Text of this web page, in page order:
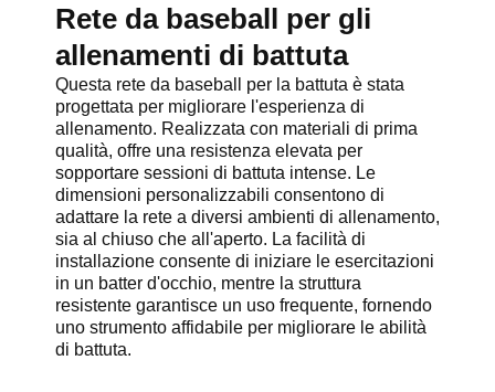
Rete da baseball per gli
allenamenti di battuta
Questa rete da baseball per la battuta è stata
progettata per migliorare l'esperienza di
allenamento. Realizzata con materiali di prima
qualità, offre una resistenza elevata per
sopportare sessioni di battuta intense. Le
dimensioni personalizzabili consentono di
adattare la rete a diversi ambienti di allenamento,
sia al chiuso che all'aperto. La facilità di
installazione consente di iniziare le esercitazioni
in un batter d'occhio, mentre la struttura
resistente garantisce un uso frequente, fornendo
uno strumento affidabile per migliorare le abilità
di battuta.